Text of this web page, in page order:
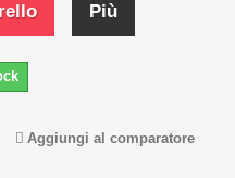
Più
Aggiungi al comparatore